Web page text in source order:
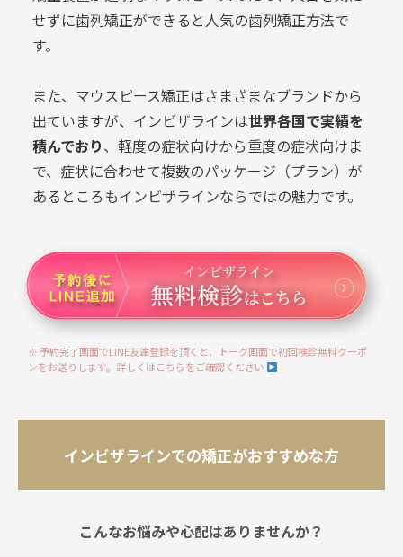
せずに歯列矯正ができると人気の歯列矯正方法で
す。
また、マウスピース矯正はさまざまなブランドから
出ていますが、インビザラインは世界各国で実績を
積んでおり、軽度の症状向けから重度の症状向けま
で、症状に合わせて複数のパッケージ（プラン）が
あるところもインビザラインならではの魅力です。
※ 予約完了画面でLINE友達登録を頂くと、トーク画面で初回検診無料クーポ
ンをお送りします。詳しくはこちらをご確認ください
インビザラインでの矯正がおすすめな方
こんなお悩みや心配はありませんか？